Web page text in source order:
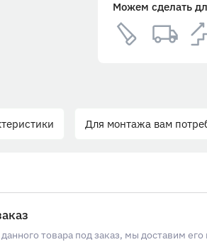
Можем сделать
Для монтажа вам
товара под заказ, мы доставим его